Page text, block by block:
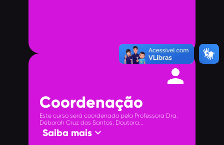
person
Coordenação
Este curso será coordenado pela Professora Dra.
Déborah Cruz dos Santos, Doutora...
Saiba mais keyboard_arrow_down